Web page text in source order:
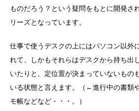
ものだろう？という疑問をもとに開発さ
リーズとなっています。
仕事で使うデスクの上にはパソコン以外
れて、しかもそれらはデスクから持ち出
いたりと、定位置が決まっていないもの
いる状態と言えます。（←進行中の書類
モ帳などなど・・・。）